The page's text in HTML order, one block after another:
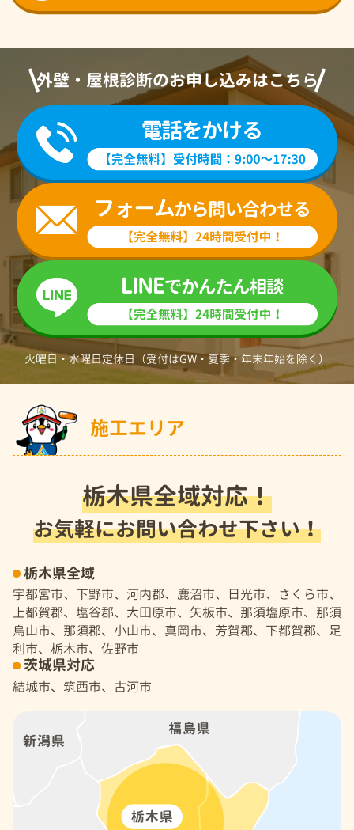
外壁・屋根診断のお申し込みはこちら
火曜日・水曜日定休日（受付はGW・夏季・年末年始を除く）
施工エリア
栃木県全域対応！
お気軽にお問い合わせ下さい！
栃木県全域
宇都宮市、下野市、河内郡、鹿沼市、日光市、さくら市、
上都賀郡、塩谷郡、大田原市、矢板市、那須塩原市、那須
烏山市、那須郡、小山市、真岡市、芳賀郡、下都賀郡、足
利市、栃木市、佐野市
茨城県対応
結城市、筑西市、古河市